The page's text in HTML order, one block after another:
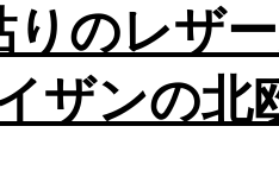
りのレザ
ザンの北